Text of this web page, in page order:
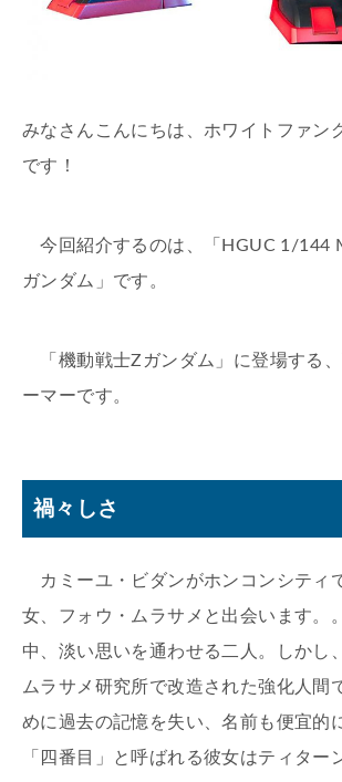
みなさんこんにちは、ホワイトファン
です！
今回紹介するのは、「HGUC 1/144
ガンダム」です。
「機動戦士Zガンダム」に登場する
ーマーです。
禍々しさ
カミーユ・ビダンがホンコンシティ
女、フォウ・ムラサメと出会います。
中、淡い思いを通わせる二人。しかし
ムラサメ研究所で改造された強化人間
めに過去の記憶を失い、名前も便宜的
「四番目」と呼ばれる彼女はティター